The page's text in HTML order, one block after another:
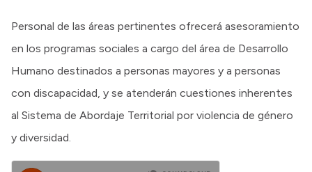
Personal de las áreas pertinentes ofrecerá asesoramiento
en los programas sociales a cargo del área de Desarrollo
Humano destinados a personas mayores y a personas
con discapacidad, y se atenderán cuestiones inherentes
al Sistema de Abordaje Territorial por violencia de género
y diversidad.